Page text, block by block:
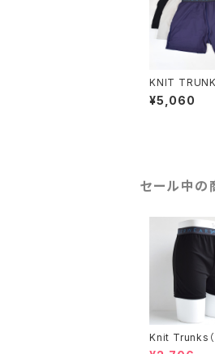
KNIT
イ）- ボックス
ジ
¥5,060
セール中の
Knit Trunks（
ラック